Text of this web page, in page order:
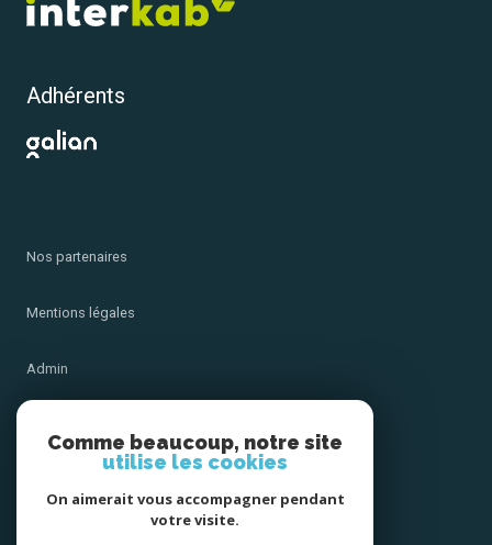
Adhérents
Nos partenaires
Mentions légales
Admin
Comme beaucoup, notre site
utilise les cookies
On aimerait vous accompagner pendant
votre visite.